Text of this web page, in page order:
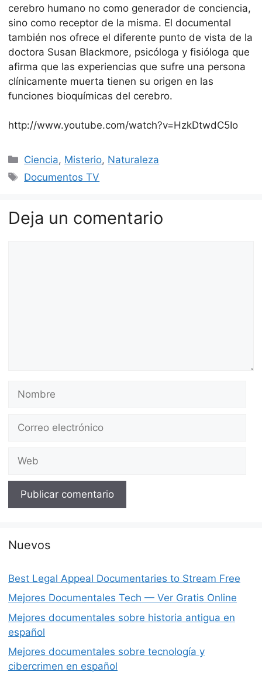
cerebro humano no como generador de conciencia,
sino como receptor de la misma. El documental
también nos ofrece el diferente punto de vista de la
doctora Susan Blackmore, psicóloga y fisióloga que
afirma que las experiencias que sufre una persona
clínicamente muerta tienen su origen en las
funciones bioquímicas del cerebro.
http://www.youtube.com/watch?v=HzkDtwdC5Io
Categorías
Ciencia, Misterio, Naturaleza
Etiquetas
Documentos TV
Deja un comentario
electrónico
Nuevos
Best Legal Appeal Documentaries to Stream Free
Mejores Documentales Tech — Ver Gratis Online
Mejores documentales sobre historia antigua en
español
Mejores documentales sobre tecnología y
cibercrimen en español